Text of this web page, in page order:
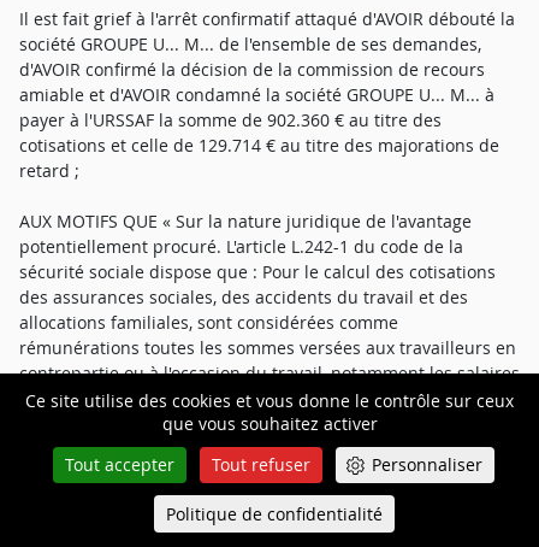
Ce site utilise des cookies et vous donne le contrôle sur ceux
que vous souhaitez activer
Tout accepter
Tout refuser Personnaliser
Politique de confidentialité
Il est fait grief à l'arrêt confirmatif attaqué d'AVOIR débouté la
société GROUPE U... M... de l'ensemble de ses demandes,
d'AVOIR confirmé la décision de la commission de recours
amiable et d'AVOIR condamné la société GROUPE U... M... à
payer à l'URSSAF la somme de 902.360 € au titre des
cotisations et celle de 129.714 € au titre des majorations de
retard ;
AUX MOTIFS QUE « Sur la nature juridique de l'avantage
potentiellement procuré. L'article L.242-1 du code de la
sécurité sociale dispose que : Pour le calcul des cotisations
des assurances sociales, des accidents du travail et des
allocations familiales, sont considérées comme
rémunérations toutes les sommes versées aux travailleurs en
contrepartie ou à l'occasion du travail, notamment les salaires
ou gains, les indemnités de congés payés, le montant des
retenues pour cotisations ouvrières, les indemnités, primes,
gratifications et tous autres avantages en argent, les
avantages en nature, ainsi que les sommes perçues
directement ou par l'entremise d'un tiers à titre de pourboire.
Il convient donc de rechercher si la souscription de BSA qui
Queue-Fair